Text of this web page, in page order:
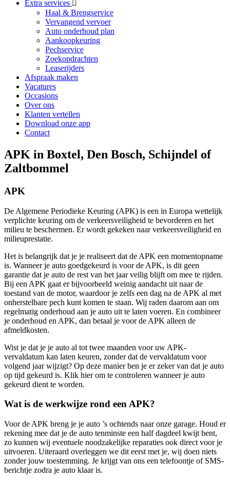
Extra services
Haal & Brengservice
Vervangend vervoer
Auto onderhoud plan
Aankoopkeuring
Pechservice
Zoekopdrachten
Leaserijders
Afspraak maken
Vacatures
Occasions
Over ons
Klanten vertellen
Download onze app
Contact
APK in Boxtel, Den Bosch, Schijndel of
Zaltbommel
APK
De Algemene Periodieke Keuring (APK) is een in Europa wettelijk
verplichte keuring om de verkeersveiligheid te bevorderen en het
milieu te beschermen. Er wordt gekeken naar verkeersveiligheid en
milieuprestatie.
Het is belangrijk dat je je realiseert dat de APK een momentopname
is. Wanneer je auto goedgekeurd is voor de APK, is dit geen
garantie dat je auto de rest van het jaar veilig blijft om mee te rijden.
Bij een APK gaat er bijvoorbeeld weinig aandacht uit naar de
toestand van de motor, waardoor je zelfs een dag na de APK al met
onherstelbare pech kunt komen te staan. Wij raden daarom aan om
regelmatig onderhoud aan je auto uit te laten voeren. En combineer
je onderhoud en APK, dan betaal je voor de APK alleen de
afmeldkosten.
Wist je dat je je auto al tot twee maanden voor uw APK-
vervaldatum kan laten keuren, zonder dat de vervaldatum voor
volgend jaar wijzigt? Op deze manier ben je er zeker van dat je auto
op tijd gekeurd is. Klik hier om te controleren wanneer je auto
gekeurd dient te worden.
Wat is de werkwijze rond een APK?
Voor de APK breng je je auto ’s ochtends naar onze garage. Houd er
rekening mee dat je de auto tenminste een half dagdeel kwijt bent,
zo kunnen wij eventuele noodzakelijke reparaties ook direct voor je
uitvoeren. Uiteraard overleggen we dit eerst met je, wij doen niets
zonder jouw toestemming. Je krijgt van ons een telefoontje of SMS-
berichtje zodra je auto klaar is.